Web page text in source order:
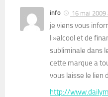
info 16 mai 2009
je viens vous
l »alcool et de
subliminale dans
cette marque a
vous laisse le lien
http://